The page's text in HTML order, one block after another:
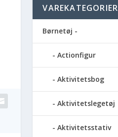
VAREKATEGORIER
Børnetøj -
Actionfigur
Aktivitetsbog
Aktivitetslegetøj
Aktivitetsstativ